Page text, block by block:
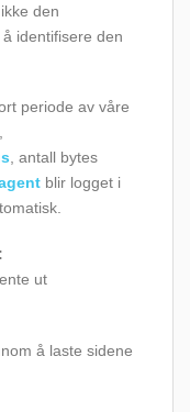
den
identifisere den
periode av våre
,
, antall bytes
blir logget i
ut
å laste sidene